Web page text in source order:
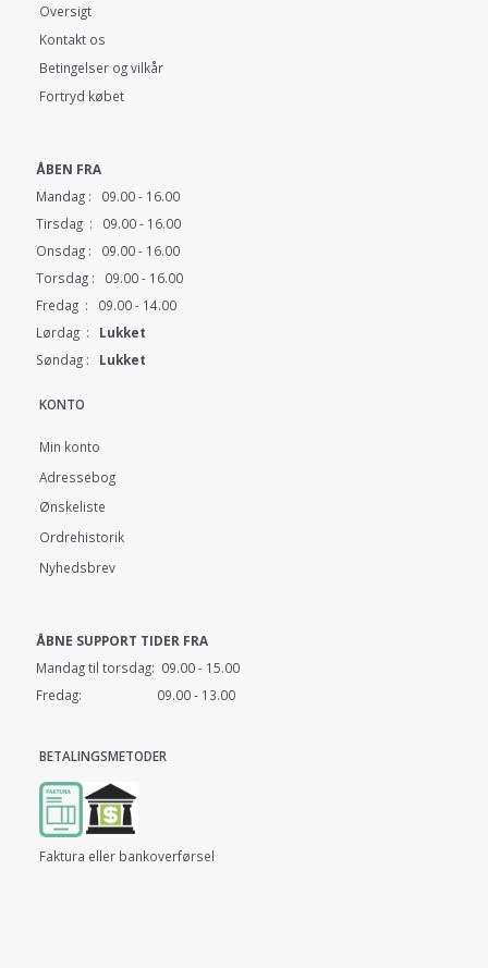
Oversigt
Kontakt os
Betingelser og vilkår
Fortryd købet
ÅBEN FRA
Mandag : 09.00 - 16.00
Tirsdag : 09.00 - 16.00
Onsdag : 09.00 - 16.00
Torsdag : 09.00 - 16.00
Fredag : 09.00 - 14.00
Lørdag : Lukket
Søndag : Lukket
KONTO
Min konto
Adressebog
Ønskeliste
Ordrehistorik
Nyhedsbrev
ÅBNE SUPPORT TIDER FRA
Mandag til torsdag: 09.00 - 15.00
Fredag: 09.00 - 13.00
BETALINGSMETODER
Faktura eller bankoverførsel